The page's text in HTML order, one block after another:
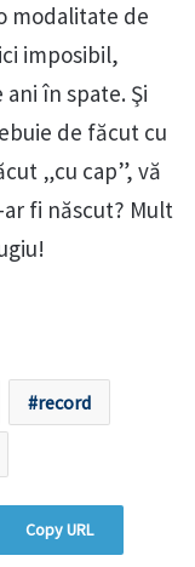
modalitate de
imposibil,
în spate. Şi
de făcut cu
„cu cap”, vă
fi născut? Mult
record
Copy URL